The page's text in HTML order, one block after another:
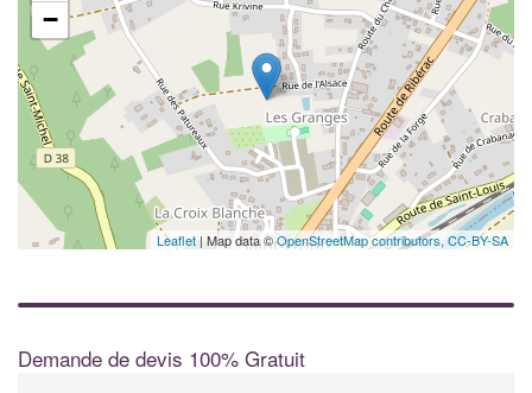
−
Leaflet | Map data ©OpenStreetMap contributors,CC-BY-SA
Demande de devis 100% Gratuit